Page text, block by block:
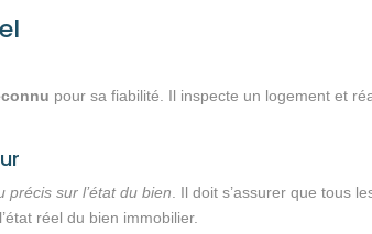
pour sa fiabilité. Il inspecte un logement et
sur l’état du bien. Il doit s’assurer que tous
réel du bien immobilier.